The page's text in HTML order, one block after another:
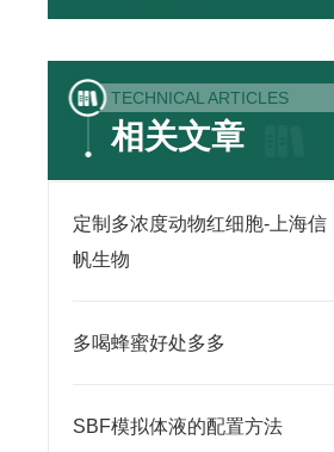
TECHNICAL ARTICLES
相关文章
定制多浓度动物红细胞-上海信
帆生物
多喝蜂蜜好处多多
SBF模拟体液的配置方法